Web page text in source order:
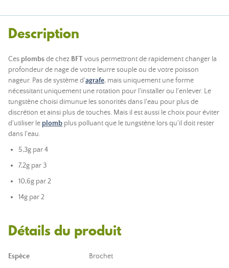
Description
Ces plombsde chez BFTvous permettront de rapidement changer la
profondeur de nage de votre leurre souple ou de votre poisson
nageur. Pas de système d'agrafe, mais uniquement une forme
nécessitant uniquement une rotation pour l'installer ou l'enlever. Le
tungstène choisi dimunue les sonorités dans l'eau pour plus de
discrétion et ainsi plus de touches. Mais il est aussi le choix pour éviter
d'utiliser le plomb plus polluant que le tungstène lors qu'il doit rester
dans l'eau.
5,3g par 4
7,2g par 3
10,6g par 2
14g par 2
Détails du produit
Espèce Brochet